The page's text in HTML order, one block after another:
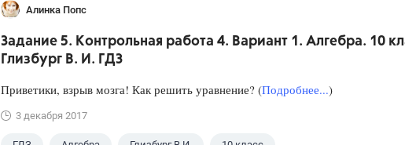
Алинка Попс
Задание 5. Контрольная работа 4. Вариант 1. Алгебра. 10
Глизбург В. И. ГДЗ
Приветики, взрыв мозга! Как решить уравнение? (Подробнее...)
3 декабря 2017